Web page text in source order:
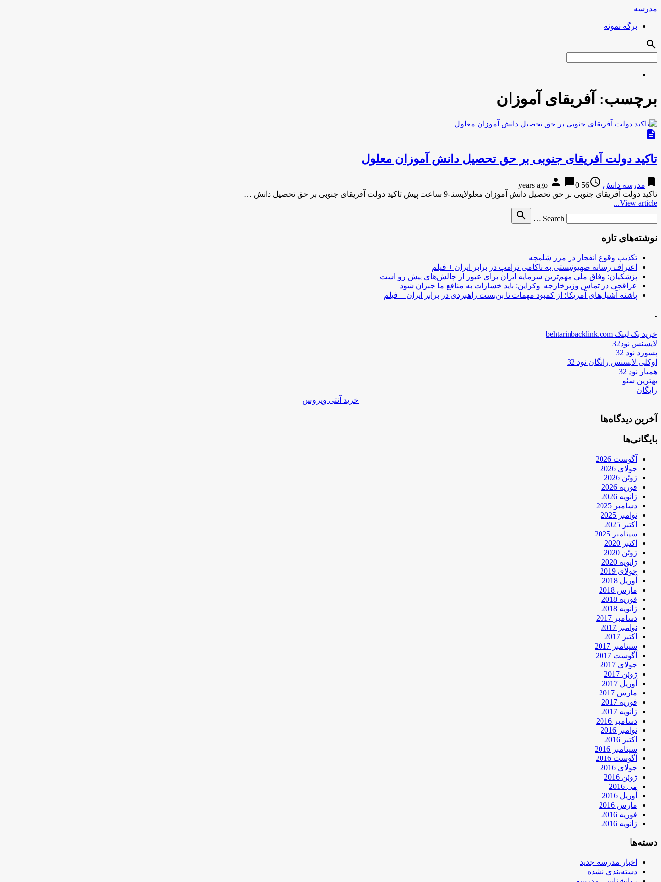
مدرسه
برگه نمونه
search
برچسب: آفریقای آموزان
description
تاکید دولت آفریقای جنوبی بر حق تحصیل دانش آموزان معلول
bookmark مدرسه دانش access_time
56 years ago
person chat_bubble0
تاکید دولت آفریقای جنوبی بر حق تحصیل دانش آموزان معلولایسنا-9 ساعت پیش تاکید دولت آفریقای جنوبی بر حق تحصیل دانش …
View article...
Search …
search
نوشته‌های تازه
تکذیب وقوع انفجار در مرز شلمچه
اعتراف رسانه صهیونیستی به ناکامی ترامپ در برابر ایران + فیلم
پزشکیان: وفاق ملی مهم‌ترین سرمایه ایران برای عبور از چالش‌های پیش رو است
عراقچی در تماس وزیرخارجه اوکراین: باید خسارات به منافع ما جبران شود
پاشنه آشیل‌های آمریکا؛ از کمبود مهمات تا بن‌بست راهبردی در برابر ایران + فیلم
.
خرید بک لینک behtarinbacklink.com
لایسنس نود32
پسورد نود 32
اوکلی لایسنس رایگان نود 32
همیار نود 32
بهترین سئو
رایگان
خرید آنتی ویروس
آخرین دیدگاه‌ها
بایگانی‌ها
آگوست 2026
جولای 2026
ژوئن 2026
فوریه 2026
ژانویه 2026
دسامبر 2025
نوامبر 2025
اکتبر 2025
سپتامبر 2025
اکتبر 2020
ژوئن 2020
ژانویه 2020
جولای 2019
آوریل 2018
مارس 2018
فوریه 2018
ژانویه 2018
دسامبر 2017
نوامبر 2017
اکتبر 2017
سپتامبر 2017
آگوست 2017
جولای 2017
ژوئن 2017
آوریل 2017
مارس 2017
فوریه 2017
ژانویه 2017
دسامبر 2016
نوامبر 2016
اکتبر 2016
سپتامبر 2016
آگوست 2016
جولای 2016
ژوئن 2016
می 2016
آوریل 2016
مارس 2016
فوریه 2016
ژانویه 2016
دسته‌ها
اخبار مدرسه جدید
دسته‌بندی نشده